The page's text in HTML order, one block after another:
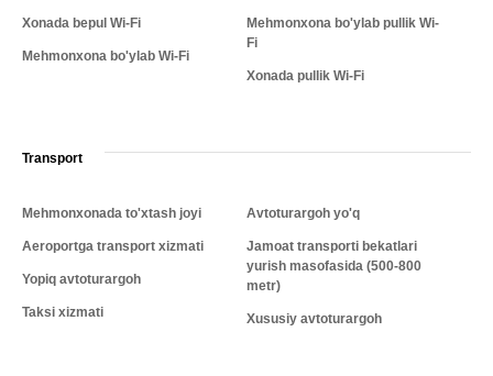
Xonada bepul Wi-Fi
Mehmonxona bo'ylab Wi-Fi
Mehmonxona bo'ylab pullik Wi-
Fi
Xonada pullik Wi-Fi
Transport
Mehmonxonada to'xtash joyi
Aeroportga transport xizmati
Yopiq avtoturargoh
Taksi xizmati
Avtoturargoh yo'q
Jamoat transporti bekatlari
yurish masofasida (500-800
metr)
Xususiy avtoturargoh